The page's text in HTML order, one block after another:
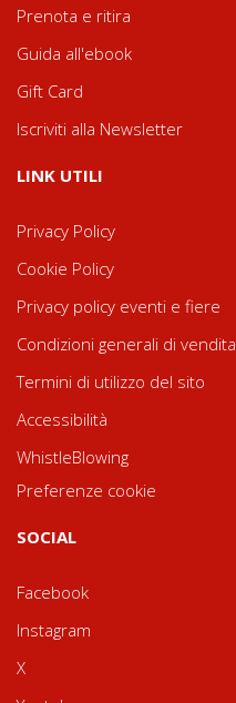
Prenota e ritira
Guida all'ebook
Gift Card
Iscriviti alla Newsletter
LINK UTILI
Privacy Policy
Cookie Policy
Privacy policy eventi e fiere
Condizioni generali di vendita
Termini di utilizzo del sito
Accessibilità
WhistleBlowing
Preferenze cookie
SOCIAL
Facebook
Instagram
X